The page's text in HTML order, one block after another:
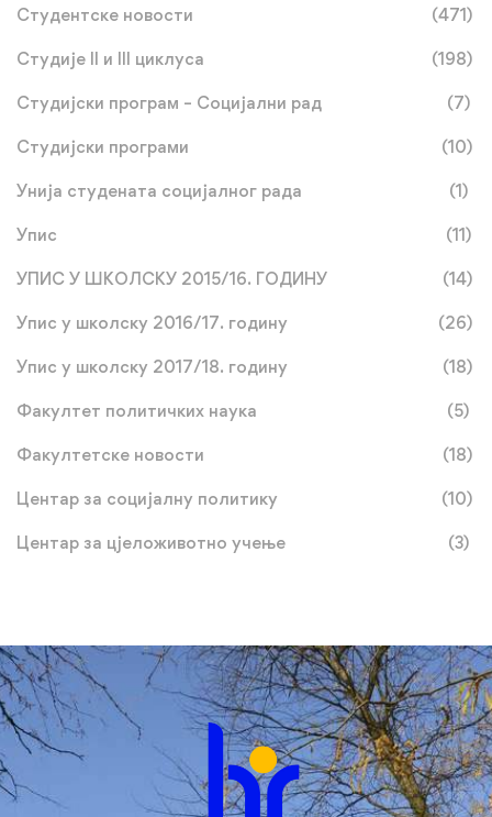
Студентске новости (471)
Студије II и III циклуса (198)
Студијски програм – Социјални рад (7)
Студијски програми (10)
Унија студената социјалног рада (1)
Упис (11)
УПИС У ШКОЛСКУ 2015/16. ГОДИНУ (14)
Упис у школску 2016/17. годину (26)
Упис у школску 2017/18. годину (18)
Факултет политичких наука (5)
Факултетске новости (18)
Центар за социјалну политику (10)
Центар за цјеложивотно учење (3)